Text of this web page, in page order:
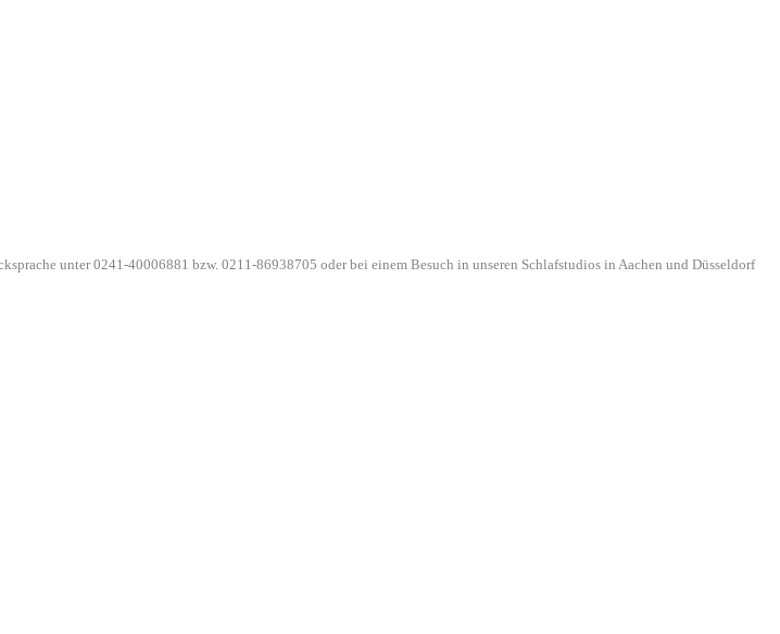
unter 0241-40006881 bzw. 0211-86938705 oder bei einem Besuch in unseren Schlafstudios in Aachen und Düsseldorf